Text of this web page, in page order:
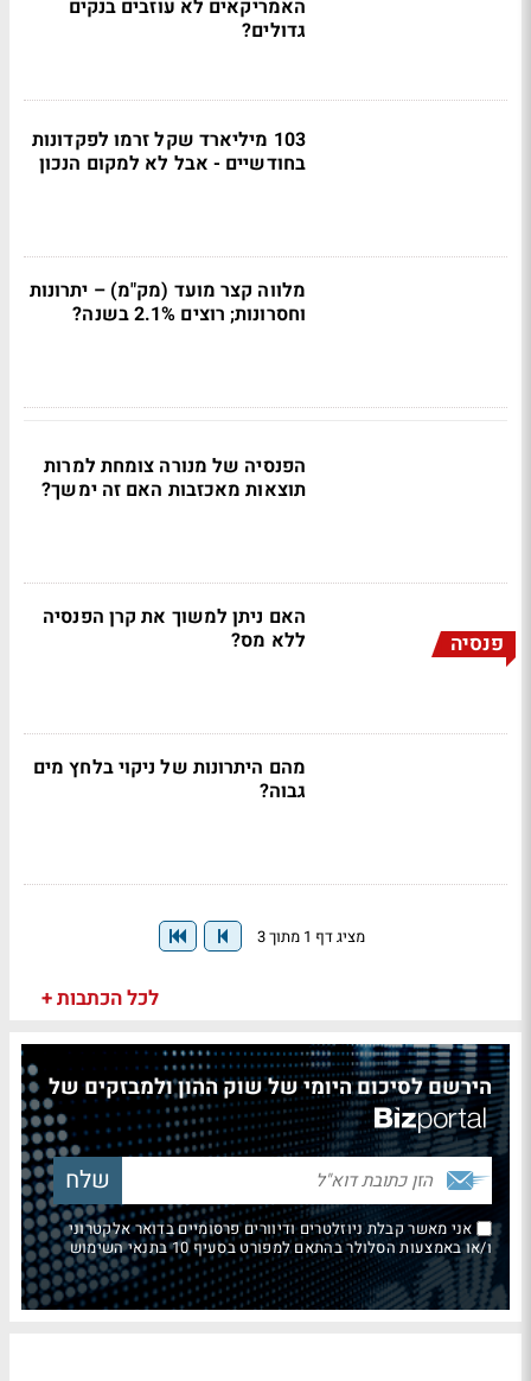
האמריקאים לא עוזבים בנקים
גדולים?
103 מיליארד שקל זרמו לפקדונות
בחודשיים - אבל לא למקום הנכון
מלווה קצר מועד (מק"מ) – יתרונות
וחסרונות; רוצים 2.1% בשנה?
הפנסיה של מנורה צומחת למרות
תוצאות מאכזבות האם זה ימשך?
פנסיה
האם ניתן למשוך את קרן הפנסיה
ללא מס?
מהם היתרונות של ניקוי בלחץ מים
גבוה?
מציג דף 1 מתוך 3
לכל הכתבות +
הירשם לסיכום היומי של שוק ההון ולמבזקים של
אני מאשר קבלת ניוזלטרים ודיוורים פרסומיים בדואר אלקטרוני
ו/או באמצעות הסלולר בהתאם למפורט בסעיף 10 בתנאי השימוש